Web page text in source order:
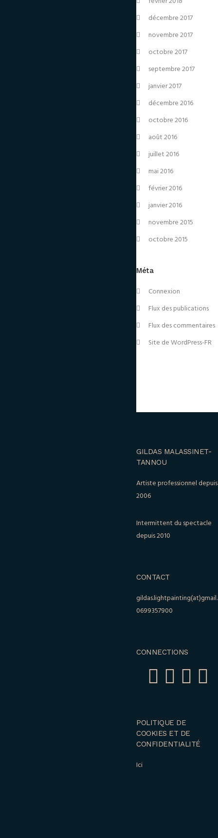
décembre 2017
novembre 2017
octobre 2017
septembre 2017
janvier 2017
décembre 2016
octobre 2016
août 2016
juillet 2016
mai 2016
février 2016
janvier 2016
novembre 2015
octobre 2015
Méta
Connexion
Flux des publications
Flux des commentaires
Site de WordPress-FR
GILDAS MALASSINET-
TANNOU
Artiste professionnel depuis
2006
Intermittent du spectacle
depuis 2010
CONTACT
0699357900
CONNECTIONS
POLITIQUE DE
COOKIES ET DE
CONFIDENTIALITÉ
Ici